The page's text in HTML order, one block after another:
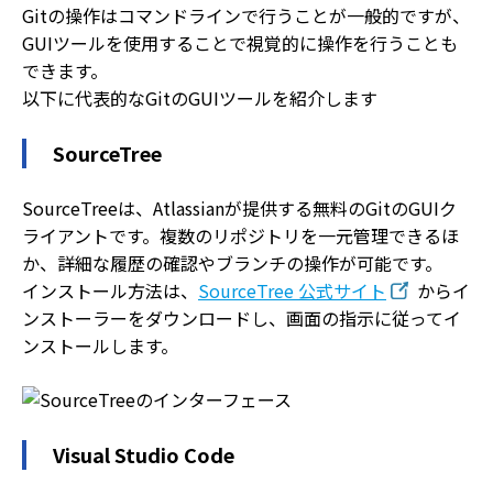
Gitの操作はコマンドラインで行うことが一般的ですが、
GUIツールを使用することで視覚的に操作を行うことも
できます。
以下に代表的なGitのGUIツールを紹介します
SourceTree
SourceTreeは、Atlassianが提供する無料のGitのGUIク
ライアントです。複数のリポジトリを一元管理できるほ
か、詳細な履歴の確認やブランチの操作が可能です。
インストール方法は、 SourceTree 公式サイト
からイ
ンストーラーをダウンロードし、画面の指示に従ってイ
ンストールします。
Visual Studio Code